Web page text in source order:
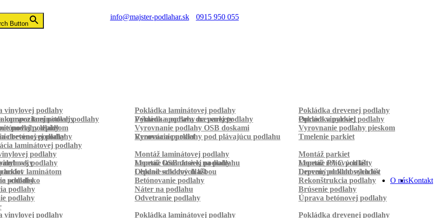
info@majster-podlahar.sk
0915 950 055
Button
vinylovej podlahy Pokládka laminátovej podlahy
Pokládka drevenej podlahy
kompozitnej podlahy Pokládka podlahy na parkety Pokládka parkiet
oprava laminátovej podlahy Výmena a oprava drevenej podlahy
Oprava vinylovej podlahy
podlahy
podlahy lepidlom Vyrovnanie podlahy OSB doskami
Vyrovnanie podlahy pieskom
betónovej podlahy Vyrovnanie podlahy pod plávajúcu podlahu
drevenej podlahy Renovácia parkiet
Tmelenie parkiet
laminátovej podlahy
podlahy Montáž laminátovej podlahy
Montáž parkiet
Montáž OSB dosiek na podlahu
Montáž rohových líšt
podlahy Lepenie laminátovej podlahy
Lepenie PVC podlahy
Lepenie soklových líšt Lepenie podlahových líšt
laminátom Obklad schodov dlažbou
Drevený obklad schodov
schodisko
podlahy Betónovanie podlahy
Rekonštrukcia podlahy
podlahy Náter na podlahu
Brúsenie podlahy
podlahy Odvetranie podlahy
Úprava betónovej podlahy
Kontakt
O nás
vinylovej podlahy Pokládka laminátovej podlahy
Pokládka drevenej podlahy